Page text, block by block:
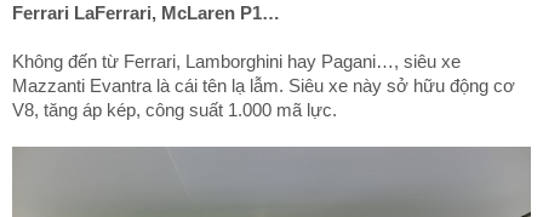
Ferrari LaFerrari, McLaren P1…
Không đến từ Ferrari, Lamborghini hay Pagani…, siêu xe
Mazzanti Evantra là cái tên lạ lẫm. Siêu xe này sở hữu động cơ
V8, tăng áp kép, công suất 1.000 mã lực.